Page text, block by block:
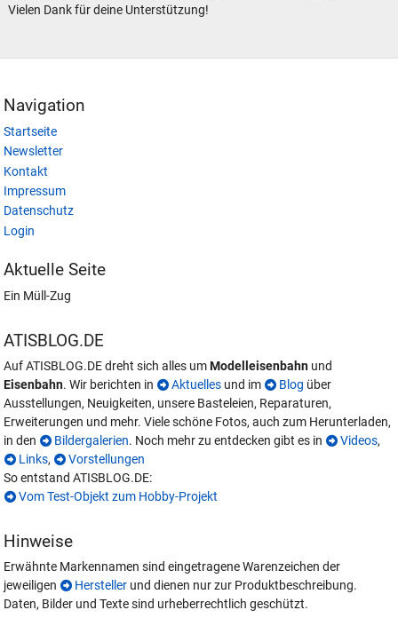
Vielen Dank für deine Unterstützung!
Navigation
Startseite
Newsletter
Kontakt
Impressum
Datenschutz
Login
Aktuelle Seite
Ein Müll-Zug
ATISBLOG.DE
Auf ATISBLOG.DE dreht sich alles umModelleisenbahn und
Eisenbahn. Wir berichten in Aktuelles und im Blog über
Ausstellungen, Neuigkeiten, unsere Basteleien, Reparaturen,
Erweiterungen und mehr. Viele schöne Fotos, auch zum Herunterladen,
in den
Bildergalerien. Noch mehr zu entdecken gibt es in Videos,
Links,
Vorstellungen
So entstand ATISBLOG.DE:
Vom Test-Objekt zum Hobby-Projekt
Hinweise
Erwähnte Markennamen sind eingetragene Warenzeichen der
jeweiligen
Hersteller und dienen nur zur Produktbeschreibung.
Daten, Bilder und Texte sind urheberrechtlich geschützt.